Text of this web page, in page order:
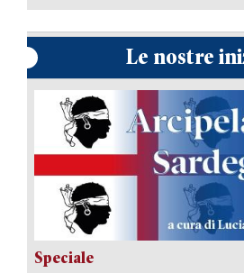
Le nostre
Speciale